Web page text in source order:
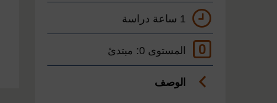
1 ساعة دراسة
0 المستوى 0: مبتدئ
الوصف